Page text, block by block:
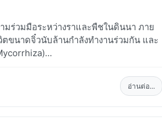
มร่วมมือระหว่างราและพืชในดินนา ภาย
ขนาดจิ๋วนับล้านกำลังทำงานร่วมกัน และ
อ่านต่อ...